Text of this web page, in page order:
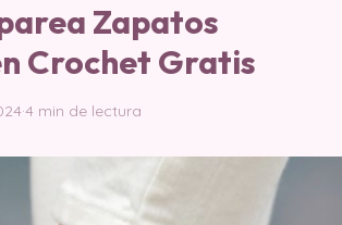
Zapatos
Crochet Gratis
·4 min de lectura